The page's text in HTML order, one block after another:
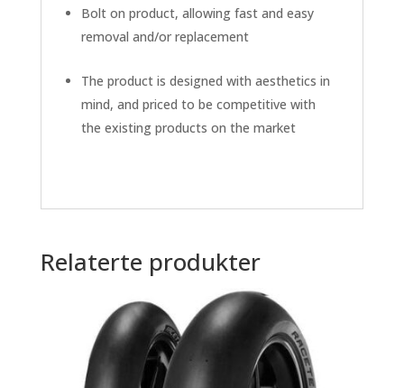
Bolt on product, allowing fast and easy
removal and/or replacement
The product is designed with aesthetics in
mind, and priced to be competitive with
the existing products on the market
Relaterte produkter